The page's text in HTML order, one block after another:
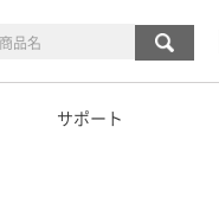
マイページ
カート
サポート